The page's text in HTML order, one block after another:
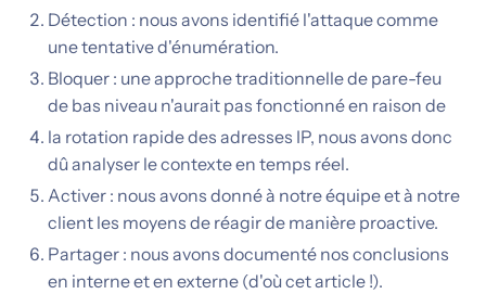
Détection : nous avons identifié l'attaque comme
une tentative d'énumération.
Bloquer : une approche traditionnelle de pare-feu
de bas niveau n'aurait pas fonctionné en raison de
la rotation rapide des adresses IP, nous avons donc
dû analyser le contexte en temps réel.
Activer : nous avons donné à notre équipe et à notre
client les moyens de réagir de manière proactive.
Partager : nous avons documenté nos conclusions
en interne et en externe (d'où cet article !).